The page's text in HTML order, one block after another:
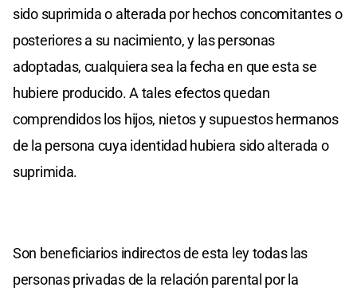
sido suprimida o alterada por hechos concomitantes o
posteriores a su nacimiento, y las personas
adoptadas, cualquiera sea la fecha en que esta se
hubiere producido. A tales efectos quedan
comprendidos los hijos, nietos y supuestos hermanos
de la persona cuya identidad hubiera sido alterada o
suprimida.
Son beneficiarios indirectos de esta ley todas las
personas privadas de la relación parental por la